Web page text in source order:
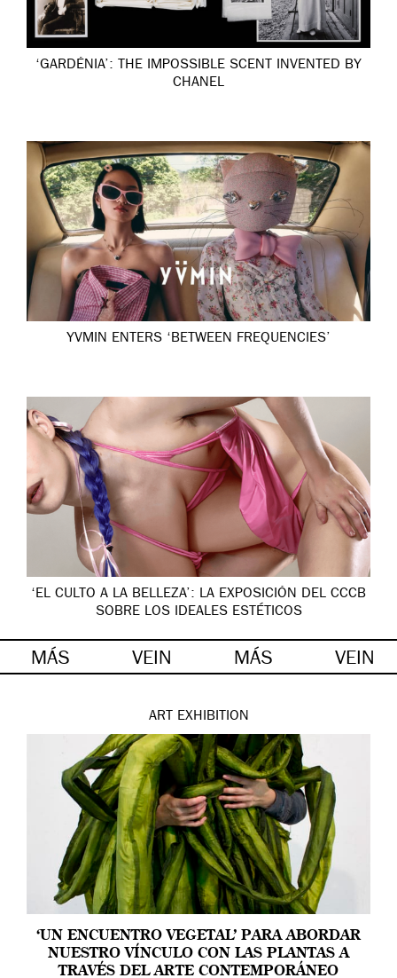
‘GARDÉNIA’: THE IMPOSSIBLE SCENT INVENTED BY
CHANEL
YVMIN ENTERS ‘BETWEEN FREQUENCIES’
‘EL CULTO A LA BELLEZA’: LA EXPOSICIÓN DEL CCCB
SOBRE LOS IDEALES ESTÉTICOS
MÁS VEIN MÁS VEIN
ART EXHIBITION
‘UN ENCUENTRO VEGETAL’ PARA ABORDAR
NUESTRO VÍNCULO CON LAS PLANTAS A
TRAVÉS DEL ARTE CONTEMPORÁNEO